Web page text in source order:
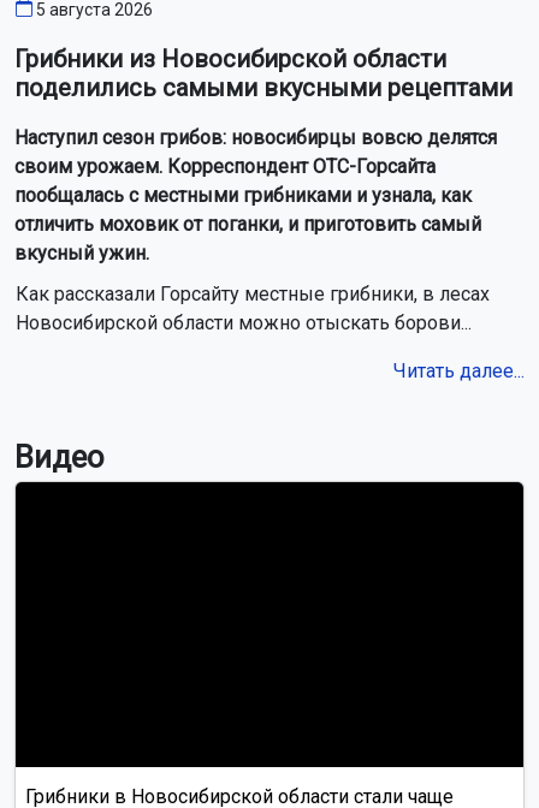
5 августа 2026
Грибники из Новосибирской области
поделились самыми вкусными рецептами
Наступил сезон грибов: новосибирцы вовсю делятся
своим урожаем. Корреспондент ОТС-Горсайта
пообщалась с местными грибниками и узнала, как
отличить моховик от поганки, и приготовить самый
вкусный ужин.
Как рассказали Горсайту местные грибники, в лесах
Новосибирской области можно отыскать борови...
Читать далее...
Видео
Грибники в Новосибирской области стали чаще